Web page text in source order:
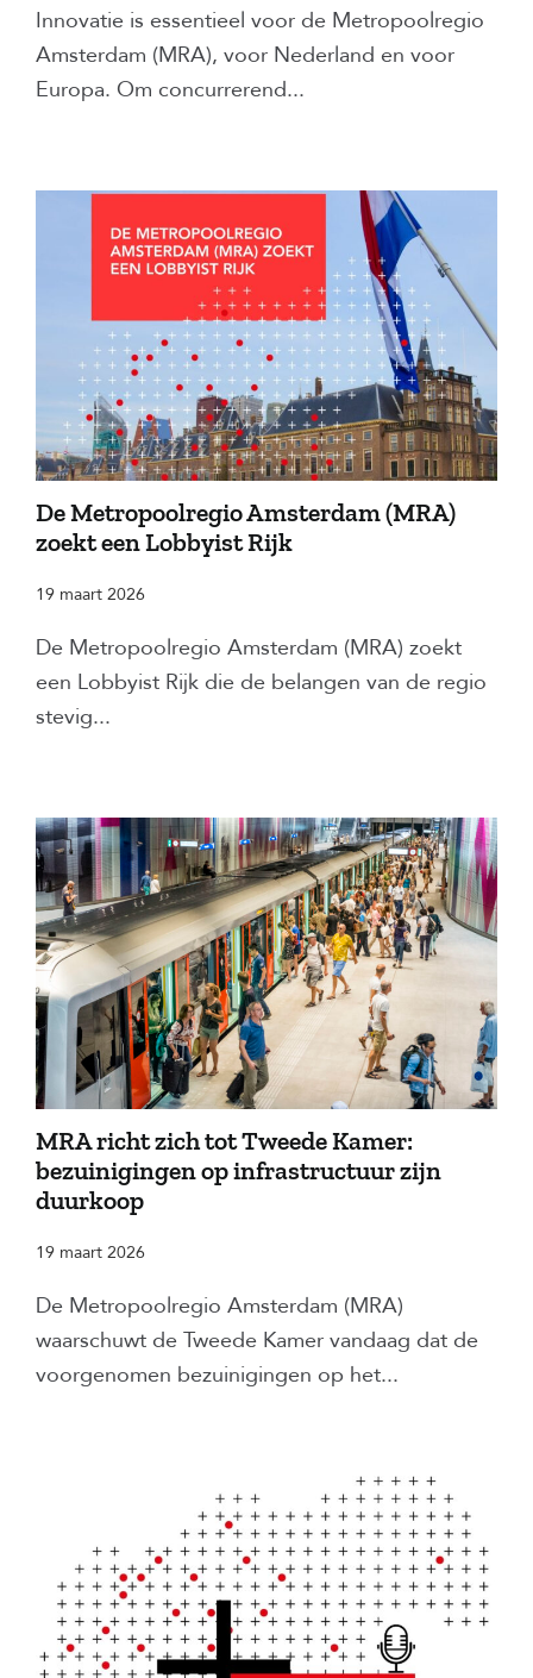
Innovatie is essentieel voor de Metropoolregio
Amsterdam (MRA), voor Nederland en voor
Europa. Om concurrerend...
De Metropoolregio Amsterdam (MRA)
zoekt een Lobbyist Rijk
19 maart 2026
De Metropoolregio Amsterdam (MRA) zoekt
een Lobbyist Rijk die de belangen van de regio
stevig...
MRA richt zich tot Tweede Kamer:
bezuinigingen op infrastructuur zijn
duurkoop
19 maart 2026
De Metropoolregio Amsterdam (MRA)
waarschuwt de Tweede Kamer vandaag dat de
voorgenomen bezuinigingen op het...